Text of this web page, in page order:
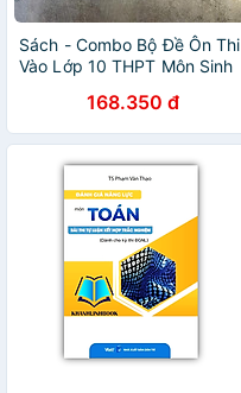
Sách - Combo Bộ Đề Ôn Thi
Vào Lớp 10 THPT Môn Sinh
Giỏi Sinh Học 9 (Bộ 2 Cuốn)
(HA)
168.350 đ